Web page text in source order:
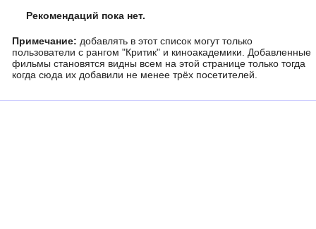
Рекомендаций пока нет.
Примечание: добавлять в этот список могут только
пользователи с рангом "Критик" и киноакадемики. Добавленные
фильмы становятся видны всем на этой странице только тогда
когда сюда их добавили не менее трёх посетителей.